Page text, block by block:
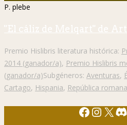
P. plebe
"El cáliz de Melqart" de
Premio Hislibris literatura histórica:
2014 (ganador/a), Premio Hislibris
(ganador/a)Subgéneros: Aventuras,
Cartago, Hispania, República romana
X